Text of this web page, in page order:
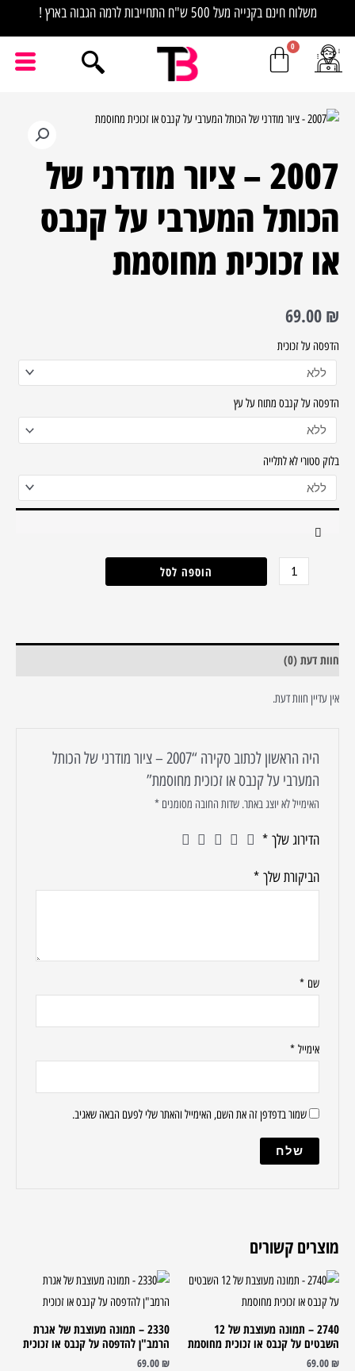
משלוח חינם בקנייה מעל 500 ש"ח התחייבות לרמה הגבוה בארץ !
2007 – ציור מודרני של
הכותל המערבי על קנבס
או זכוכית מחוסמת
69.00 ₪
הדפסה על זכוכית
הדפסה על קנבס מתוח על עץ
בלוק סטורי לא לתלייה
כמות
2007
מודרני
הכותל
על
או
זכוכית
מחוסמת
הוספה לסל
חוות דעת (0)
אין עדיין חוות דעת.
היה הראשון לכתוב סקירה “2007 – ציור מודרני של הכותל
המערבי על קנבס או זכוכית מחוסמת”
האימייל לא יוצג באתר. שדות החובה מסומנים*
הדירוג שלך*
הביקורת שלך*
שם*
אימייל*
שמור בדפדפן זה את השם, האימייל והאתר שלי לפעם הבאה שאגיב.
מוצרים קשורים
2740 – תמונה מעוצבת של 12
השבטים על קנבס או זכוכית מחוסמת
69.00₪
2330 – תמונה מעוצבת של אגרת
הרמב"ן להדפסה על קנבס או זכוכית
69.00₪